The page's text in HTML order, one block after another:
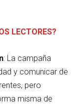
LECTORES?
: La campaña
y comunicar de
pero
misma de